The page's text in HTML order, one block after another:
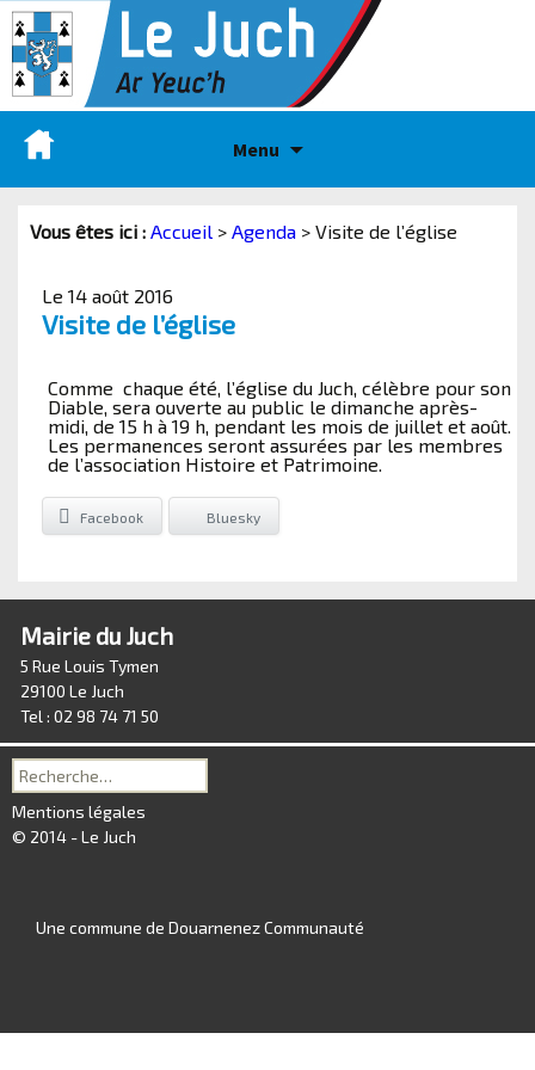
Menu
Vous êtes ici : Accueil > Agenda > Visite de l’église
Le 14 août 2016
Visite de l’église
Comme chaque été, l’église du Juch, célèbre pour son
Diable, sera ouverte au public le dimanche après-
midi, de 15 h à 19 h, pendant les mois de juillet et août.
Les permanences seront assurées par les membres
de l’association Histoire et Patrimoine.
Facebook Bluesky
Mairie du Juch
5 Rue Louis Tymen
29100 Le Juch
Tel : 02 98 74 71 50
Recherche
pour :
Mentions légales
© 2014 - Le Juch
Une commune de Douarnenez Communauté